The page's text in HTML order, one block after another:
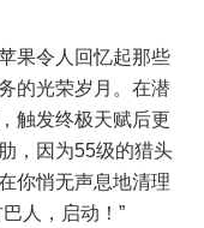
果令人回忆起那些
的光荣岁月。在潜
触发终极天赋后更
，因为55级的猎头
你悄无声息地清理
人，启动！”